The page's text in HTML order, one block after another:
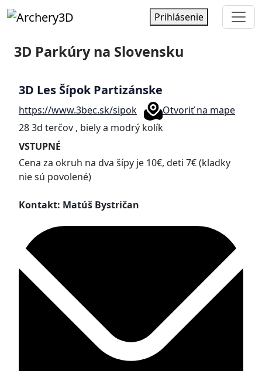
Prihlásenie
3D Parkúry na Slovensku
3D Les Šípok Partizánske
https://www.3bec.sk/sipok
Otvoriť na mape
28 3d terčov , biely a modrý kolík
VSTUPNÉ
Cena za okruh na dva šípy je 10€, deti 7€ (kladky
nie sú povolené)
Kontakt: Matúš Bystričan